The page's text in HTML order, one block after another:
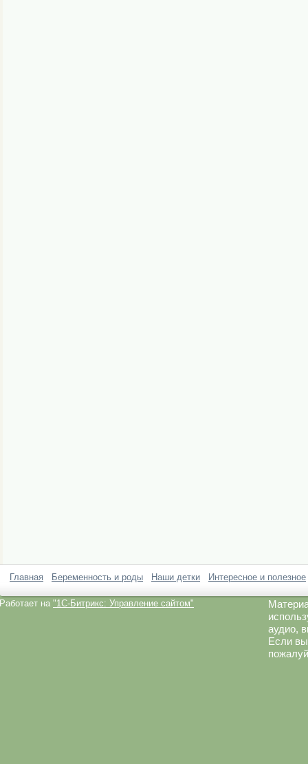
Главная Беременность и роды Наши детки Интересное и полезное
Работает на "1C-Битрикс: Управление сайтом"
аудио,
Если вы